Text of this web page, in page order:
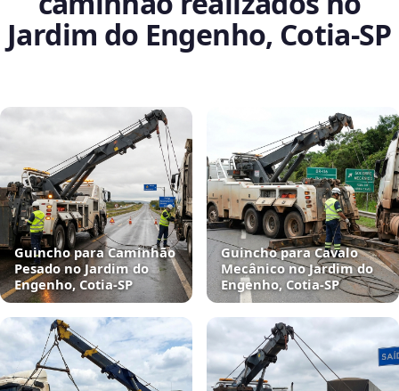
Jardim do Engenho, Cotia‑SP
Guincho para Caminhão
Pesado no Jardim do
Engenho, Cotia‑SP
Guincho para Cavalo
Mecânico no Jardim do
Engenho, Cotia‑SP